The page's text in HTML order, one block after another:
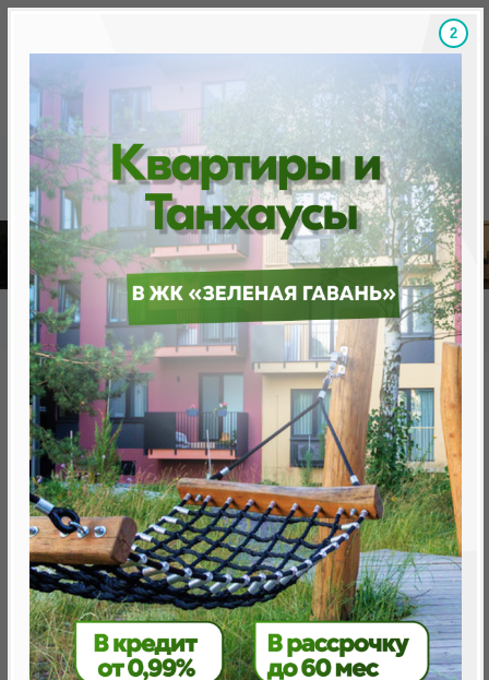
Скидки на новостройки, бонусы Готовые
Главная База новостроек Минска «Минск Мир»
2.1 «Эмиратс Волна»
2.1 «Эмиратс Волна»
от 0 BYN (0 USD)
Минск, Октябрьский, просп. Мира
метро «Ковальская Слобода», 566 м
1